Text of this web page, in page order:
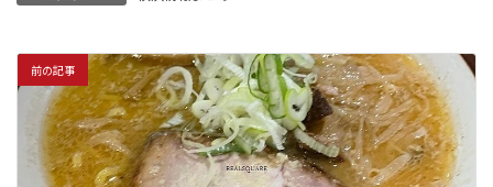
前の記事